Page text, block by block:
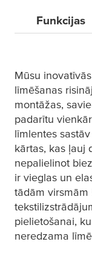
Funkcijas
Mūsu
līmēšanas
montāžas,
padarītu
līmlentes
kārtas, kas ļauj
nepalielinot
ir vieglas un
tādām virsmām
pielietošanai,
neredzama